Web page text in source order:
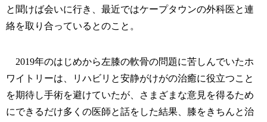
と聞けば会いに行き、最近ではケープタウンの外科医と連
絡を取り合っているとのこと。
2019年のはじめから左膝の軟骨の問題に苦しんでいたホ
ワイトリーは、リハビリと安静がけがの治癒に役立つこと
を期待し手術を避けていたが、さまざまな意見を得るため
にできるだけ多くの医師と話をした結果、膝をきちんと治